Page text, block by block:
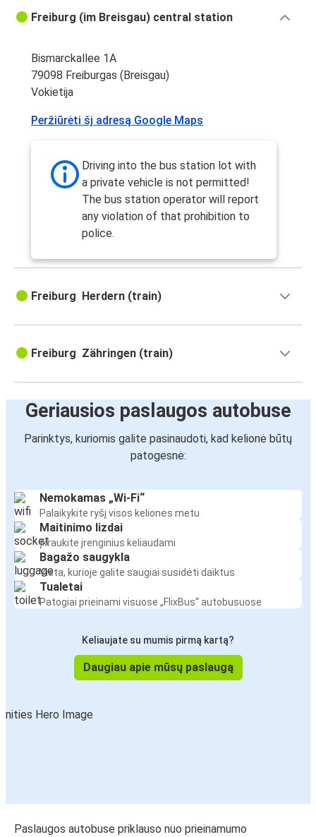
Freiburgas (Breisgau)
Niurnbergas
Ciuricho oro uostas
Freiburgas (Breisgau)
Niurnbergas
Amsterdam
Freiburgas (Breisgau)
Enschede
Freiburgas (Breisgau)
Freiburgas (Breisgau)
Frankfurto oro uostas (FRA)
Freiburg (im Breisgau) central station
Bismarckallee 1A
79098 Freiburgas (Breisgau)
Vokietija
Peržiūrėti šį adresą Google Maps
Driving into the bus station lot with
a private vehicle is not permitted!
The bus station operator will report
any violation of that prohibition to
police.
Freiburg Herdern (train)
Freiburg Zähringen (train)
Geriausios paslaugos autobuse
Parinktys, kuriomis galite pasinaudoti, kad kelionė būtų
patogesnė:
Nemokamas „Wi-Fi“
Palaikykite ryšį visos kelionės metu
Maitinimo lizdai
Įkraukite įrenginius keliaudami
Bagažo saugykla
Vieta, kurioje galite saugiai susidėti daiktus
Tualetai
Patogiai prieinami visuose „FlixBus“ autobusuose
Keliaujate su mumis pirmą kartą?
Daugiau apie mūsų paslaugą
Paslaugos autobuse priklauso nuo prieinamumo